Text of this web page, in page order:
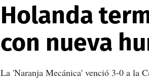
Holanda
con nueva
La 'Naranja Mecánica' venció 3-0 a la